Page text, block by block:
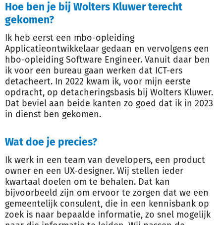
Hoe ben je bij Wolters Kluwer terecht
gekomen?
Ik heb eerst een mbo-opleiding
Applicatieontwikkelaar gedaan en vervolgens een
hbo-opleiding Software Engineer. Vanuit daar ben
ik voor een bureau gaan werken dat ICT-ers
detacheert. In 2022 kwam ik, voor mijn eerste
opdracht, op detacheringsbasis bij Wolters Kluwer.
Dat beviel aan beide kanten zo goed dat ik in 2023
in dienst ben gekomen.
Wat doe je precies?
Ik werk in een team van developers, een product
owner en een UX-designer. Wij stellen ieder
kwartaal doelen om te behalen. Dat kan
bijvoorbeeld zijn om ervoor te zorgen dat we een
gemeentelijk consulent, die in een kennisbank op
zoek is naar bepaalde informatie, zo snel mogelijk